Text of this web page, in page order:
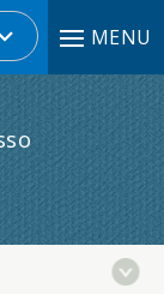
MENU